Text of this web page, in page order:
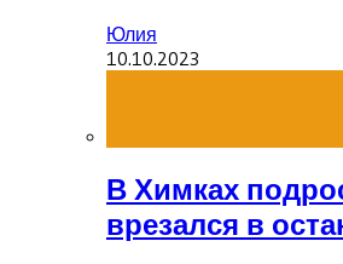
Юлия
10.10.2023
В Химках
врезался в